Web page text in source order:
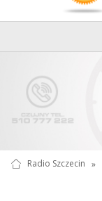
Radio Szczecin »